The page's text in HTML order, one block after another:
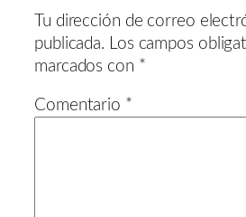
Tu dirección de correo
publicada.
Los campos
marcados con *
Comentario *